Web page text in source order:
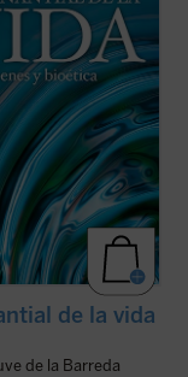
le atribuimos al ser
valor y dignidad entre los
de la vida
de la Barreda